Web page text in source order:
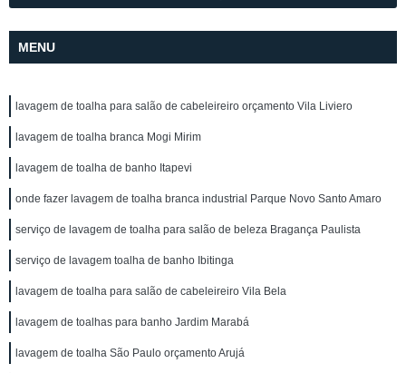
MENU
lavagem de toalha para salão de cabeleireiro orçamento Vila Liviero
lavagem de toalha branca Mogi Mirim
lavagem de toalha de banho Itapevi
onde fazer lavagem de toalha branca industrial Parque Novo Santo Amaro
serviço de lavagem de toalha para salão de beleza Bragança Paulista
serviço de lavagem toalha de banho Ibitinga
lavagem de toalha para salão de cabeleireiro Vila Bela
lavagem de toalhas para banho Jardim Marabá
lavagem de toalha São Paulo orçamento Arujá